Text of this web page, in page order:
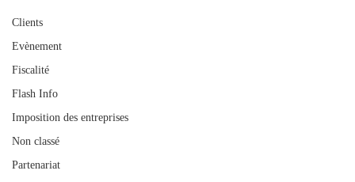
Clients
Evènement
Fiscalité
Flash Info
Imposition des entreprises
Non classé
Partenariat